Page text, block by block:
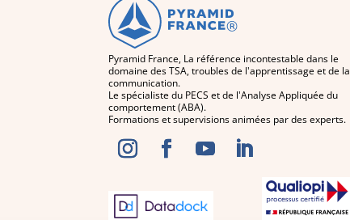
Pyramid France, La référence incontestable dans le
domaine des TSA, troubles de l'apprentissage et de la
communication.
Le spécialiste du PECS et de l'Analyse Appliquée du
comportement (ABA).
Formations et supervisions animées par des experts.